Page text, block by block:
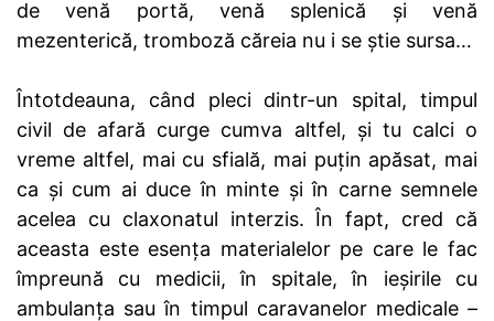
de venă portă, venă splenică și venă
mezenterică, tromboză căreia nu i se știe sursa…
Întotdeauna, când pleci dintr-un spital, timpul
civil de afară curge cumva altfel, și tu calci o
vreme altfel, mai cu sfială, mai puțin apăsat, mai
ca și cum ai duce în minte și în carne semnele
acelea cu claxonatul interzis. În fapt, cred că
aceasta este esența materialelor pe care le fac
împreună cu medicii, în spitale, în ieșirile cu
ambulanța sau în timpul caravanelor medicale –